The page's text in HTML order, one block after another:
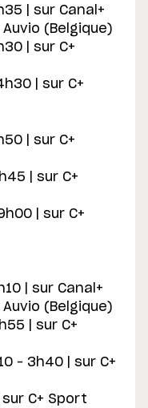
| sur Canal+
(Belgique)
| sur C+
| sur C+
| sur C+
| sur C+
| sur C+
| sur Canal+
(Belgique)
| sur C+
– 3h40 | sur C+
sur C+ Sport